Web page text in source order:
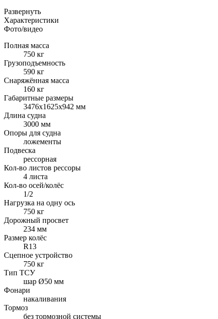
Развернуть
Характеристики
Фото/видео
Полная масса
750 кг
Грузоподъемность
590 кг
Снаряжённая масса
160 кг
Габаритные размеры
3476х1625х942 мм
Длина судна
3000 мм
Опоры для судна
ложементы
Подвеска
рессорная
Кол-во листов рессоры
4 листа
Кол-во осей/колёс
1/2
Нагрузка на одну ось
750 кг
Дорожный просвет
234 мм
Размер колёс
R13
Сцепное устройство
750 кг
Тип ТСУ
шар Ø50 мм
Фонари
накаливания
Тормоз
без тормозной системы